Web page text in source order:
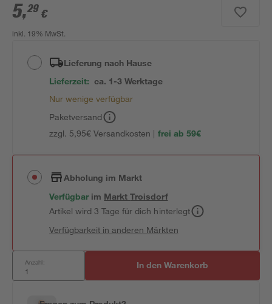
5,29 €
inkl. 19% MwSt.
Lieferung nach Hause
Lieferzeit: ca. 1-3 Werktage
Nur wenige verfügbar
Paketversand
zzgl. 5,95€ Versandkosten | frei ab 59€
Abholung im Markt
Verfügbar im MarktTroisdorf
Artikel wird 3 Tage für dich hinterlegt
Verfügbarkeit in anderen Märkten
Anzahl: In den Warenkorb